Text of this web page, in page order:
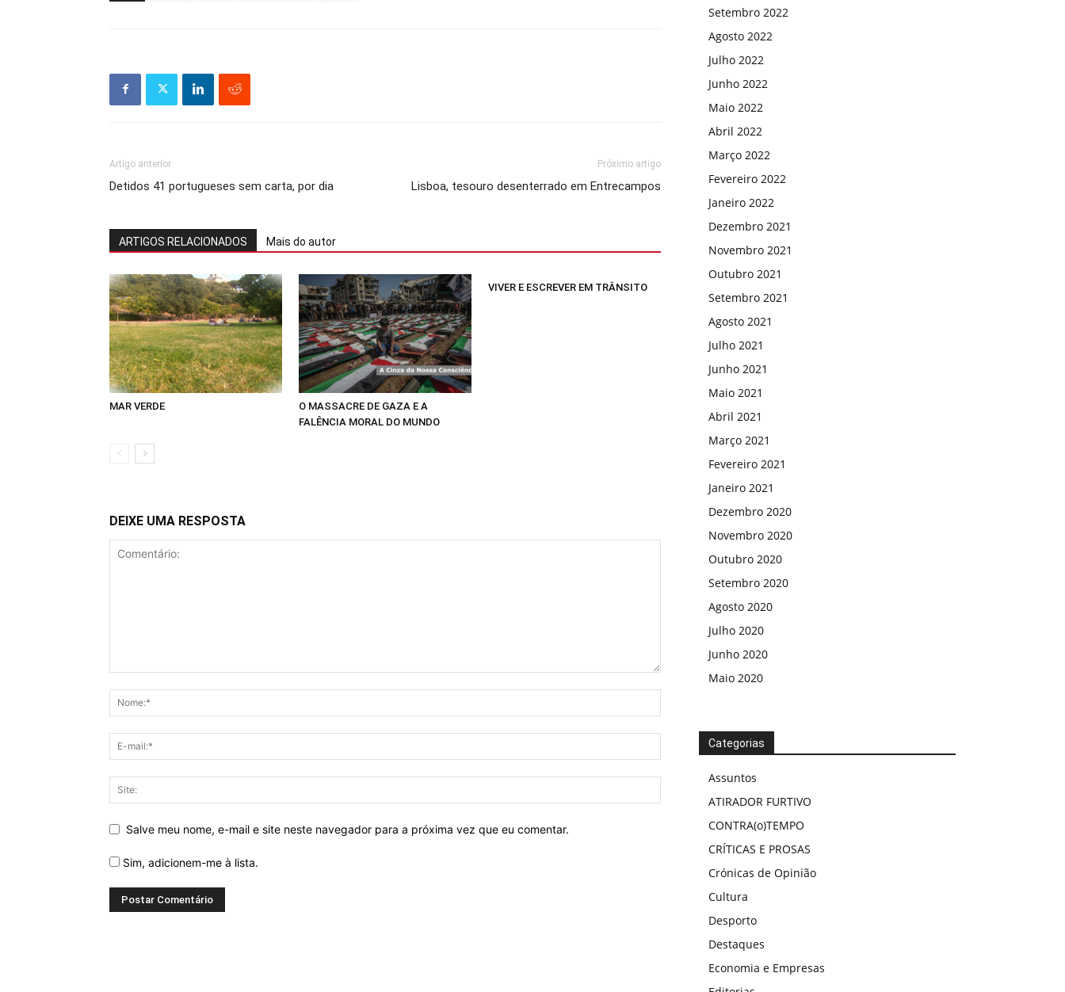
Artigo anterior
Detidos 41 portugueses sem carta, por dia
Próximo artigo
Lisboa, tesouro desenterrado em Entrecampos
ARTIGOS RELACIONADOS Mais do autor
MAR VERDE
O MASSACRE DE GAZA E A
FALÊNCIA MORAL DO MUNDO
VIVER E ESCREVER EM TRÂNSITO
DEIXE UMA RESPOSTA
Salve meu nome, e-mail e site neste navegador para a próxima vez que eu comentar.
Sim, adicionem-me à lista.
Setembro 2022
Agosto 2022
Julho 2022
Junho 2022
Maio 2022
Abril 2022
Março 2022
Fevereiro 2022
Janeiro 2022
Dezembro 2021
Novembro 2021
Outubro 2021
Setembro 2021
Agosto 2021
Julho 2021
Junho 2021
Maio 2021
Abril 2021
Março 2021
Fevereiro 2021
Janeiro 2021
Dezembro 2020
Novembro 2020
Outubro 2020
Setembro 2020
Agosto 2020
Julho 2020
Junho 2020
Maio 2020
Categorias
Assuntos
ATIRADOR FURTIVO
CONTRA(o)TEMPO
CRÍTICAS E PROSAS
Crónicas de Opinião
Cultura
Desporto
Destaques
Economia e Empresas